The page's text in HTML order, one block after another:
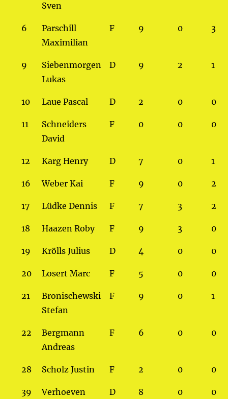
Sven
6
Parschill
Maximilian
F 9 0 3
9
Siebenmorgen
Lukas
D 9 2 1
10 Laue Pascal D 2 0 0
11
Schneiders
David
F 0 0 0
12 Karg Henry D 7 0 1
16 Weber Kai F 9 0 2
17 Lüdke Dennis F 7 3 2
18 Haazen Roby F 9 3 0
19 Krölls Julius D 4 0 0
20 Losert Marc F 5 0 0
21
Bronischewski
Stefan
F 9 0 1
22
Bergmann
Andreas
F 6 0 0
28 Scholz Justin F 2 0 0
39
Verhoeven
D 8 0 0